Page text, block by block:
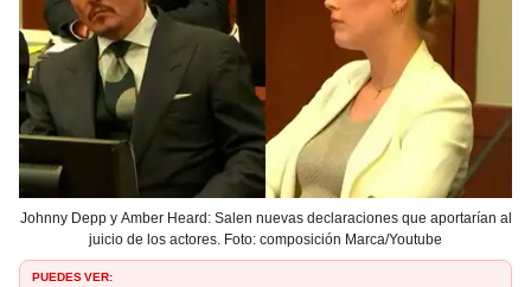
Johnny Depp y Amber Heard: Salen nuevas declaraciones que aportarían al
juicio de los actores. Foto: composición Marca/Youtube
PUEDES VER: